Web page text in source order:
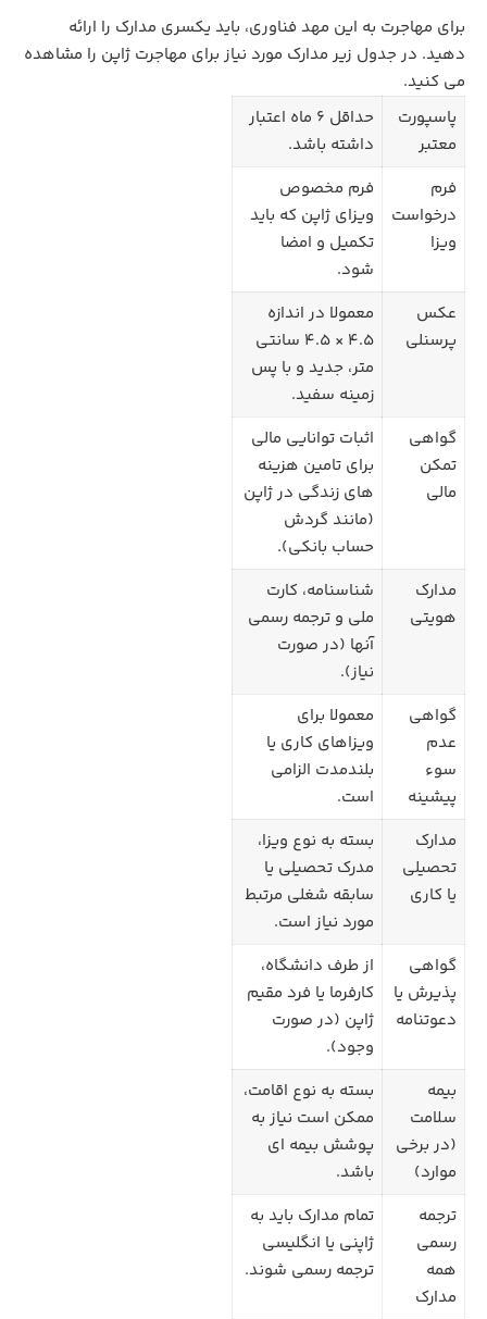
برای مهاجرت به این مهد فناوری، باید یکسری مدارک را ارائه
دهید. در جدول زیر مدارک مورد نیاز برای مهاجرت ژاپن را مشاهده
می کنید.
پاسپورت
معتبر
حداقل 6 ماه اعتبار
داشته باشد.
فرم
درخواست
ویزا
فرم مخصوص
ویزای ژاپن که باید
تکمیل و امضا
شود.
عکس
پرسنلی
معمولا در اندازه
4.5 × 4.5 سانتی
متر، جدید و با پس
زمینه سفید.
گواهی
تمکن
مالی
اثبات توانایی مالی
برای تامین هزینه
های زندگی در ژاپن
(مانند گردش
حساب بانکی).
مدارک
هویتی
شناسنامه، کارت
ملی و ترجمه رسمی
آنها (در صورت
نیاز).
گواهی
عدم
سوء
پیشینه
معمولا برای
ویزاهای کاری یا
بلندمدت الزامی
است.
مدارک
تحصیلی
یا کاری
بسته به نوع ویزا،
مدرک تحصیلی یا
سابقه شغلی مرتبط
مورد نیاز است.
گواهی
پذیرش یا
دعوتنامه
از طرف دانشگاه،
کارفرما یا فرد مقیم
ژاپن (در صورت
وجود).
بیمه
سلامت
(در برخی
موارد)
بسته به نوع اقامت،
ممکن است نیاز به
پوشش بیمه ای
باشد.
ترجمه
رسمی
همه
مدارک
تمام مدارک باید به
ژاپنی یا انگلیسی
ترجمه رسمی شوند.